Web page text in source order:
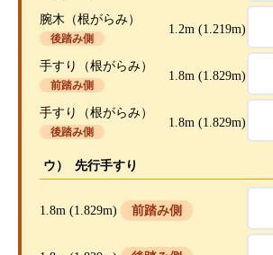
腕木（根がらみ）
後踏み側
1.2m (1.219m)
手すり（根がらみ）
前踏み側
1.8m (1.829m)
手すり（根がらみ）
後踏み側
1.8m (1.829m)
ウ） 先行手すり
1.8m (1.829m) 前踏み側